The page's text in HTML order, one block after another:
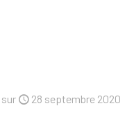
sur 28 septembre 2020